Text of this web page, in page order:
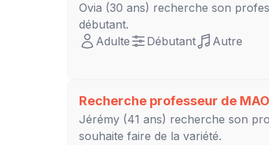
Ovia (30 ans) recherche son
débutant.
Adulte
Débutant Autre
Recherche professeur de
Jérémy (41 ans) recherche son
souhaite faire de la variété.